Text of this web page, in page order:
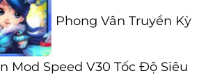
1.500.000 ₫.là:
Phong Vân Truyền Kỳ
Mod Speed V30 Tốc Độ Siêu